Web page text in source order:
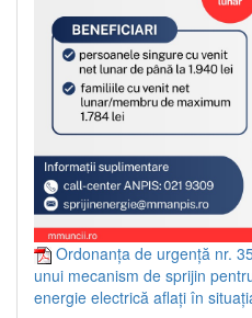
Ordonanța de urgență nr.
unui mecanism de sprijin
energie electrică aflați în